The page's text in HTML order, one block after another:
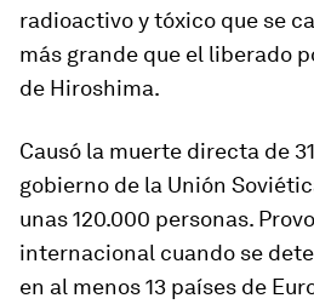
radioactivo y tóxico que se
más grande que el liberado
de Hiroshima.
Causó la muerte directa de
gobierno de la Unión
unas 120.000 personas.
internacional cuando se
en al menos 13 países de